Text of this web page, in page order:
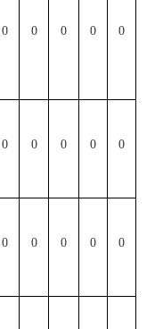
0 0 0 0 0
0 0 0 0 0
0 0 0 0 0